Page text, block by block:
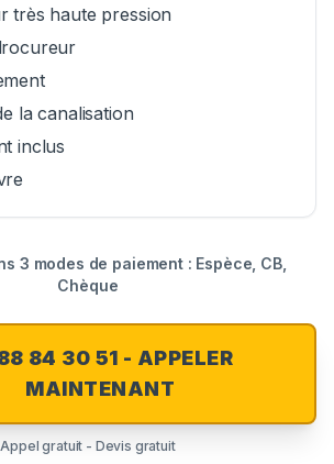
très haute pression
la canalisation
inclus
3 modes de paiement : Espèce, CB,
Chèque
84 30 51 - APPELER
MAINTENANT
Appel gratuit - Devis gratuit